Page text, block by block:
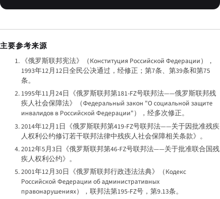
主要参考来源
《俄罗斯联邦宪法》（Конституция Российской Федерации），
1993年12月12日全民公决通过，经修正；第7条、第39条和第75
条。
1995年11月24日《俄罗斯联邦第181-FZ号联邦法——俄罗斯联邦残
疾人社会保障法》（Федеральный закон "О социальной защите
инвалидов в Российской Федерации"），经多次修正。
2014年12月1日《俄罗斯联邦第419-FZ号联邦法——关于因批准残疾
人权利公约修订若干联邦法律中残疾人社会保障相关条款》。
2012年5月3日《俄罗斯联邦第46-FZ号联邦法——关于批准联合国残
疾人权利公约》。
2001年12月30日《俄罗斯联邦行政违法法典》（Кодекс
Российской Федерации об административных
правонарушениях），联邦法第195-FZ号，第9.13条。